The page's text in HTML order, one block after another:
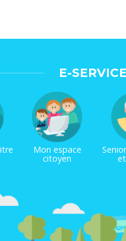
E-
Mon espace
citoyen